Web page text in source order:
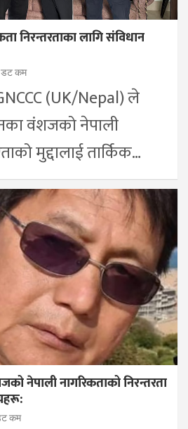
निरन्तरताका लागि संविधान
डट कम
(UK/Nepal) ले
वंशजको नेपाली
मुद्दालाई तार्किक…
नेपाली नागरिकताको निरन्तरता
कम